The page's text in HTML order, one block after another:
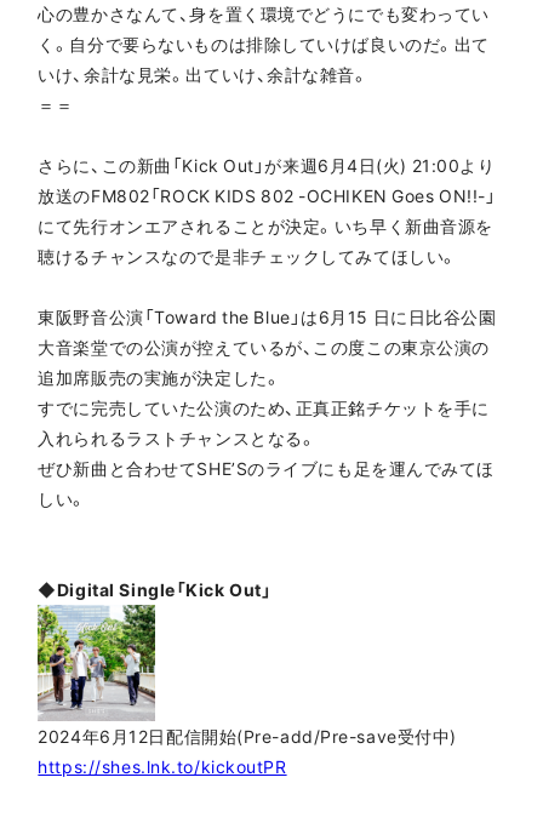
心の豊かさなんて、身を置く環境でどうにでも変わってい
く。自分で要らないものは排除していけば良いのだ。出て
いけ、余計な見栄。出ていけ、余計な雑音。
＝＝
さらに、この新曲「Kick Out」が来週6月4日(火) 21:00より
放送のFM802「ROCK KIDS 802 -OCHIKEN Goes ON!!-」
にて先行オンエアされることが決定。いち早く新曲音源を
聴けるチャンスなので是非チェックしてみてほしい。
東阪野音公演「Toward the Blue」は6月15 日に日比谷公園
大音楽堂での公演が控えているが、この度この東京公演の
追加席販売の実施が決定した。
すでに完売していた公演のため、正真正銘チケットを手に
入れられるラストチャンスとなる。
ぜひ新曲と合わせてSHE’Sのライブにも足を運んでみてほ
しい。
◆Digital Single「Kick Out」
2024年6月12日配信開始(Pre-add/Pre-save受付中)
https://shes.lnk.to/kickoutPR